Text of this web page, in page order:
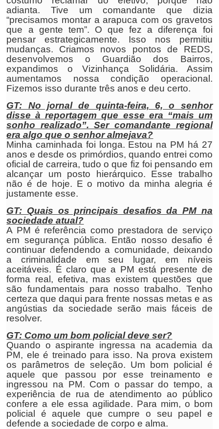
adianta. Tive um comandante que dizia
“precisamos montar a arapuca com os gravetos
que a gente tem”. O que fez a diferença foi
pensar estrategicamente. Isso nos permitiu
mudanças. Criamos novos pontos de REDS,
desenvolvemos o Guardião dos Bairros,
expandimos o Vizinhança Solidária. Assim
aumentamos nossa condição operacional.
Fizemos isso durante três anos e deu certo.
GT: No jornal de quinta-feira, 6, o senhor
disse à reportagem que esse era “mais um
sonho realizado”. Ser comandante regional
era algo que o senhor almejava?
Minha caminhada foi longa. Estou na PM há 27
anos e desde os primórdios, quando entrei como
oficial de carreira, tudo o que fiz foi pensando em
alcançar um posto hierárquico. Esse trabalho
não é de hoje. E o motivo da minha alegria é
justamente esse.
GT: Quais os principais desafios da PM na
sociedade atual?
A PM é referência como prestadora de serviço
em segurança pública. Então nosso desafio é
continuar defendendo a comunidade, deixando
a criminalidade em seu lugar, em níveis
aceitáveis. É claro que a PM está presente de
forma real, efetiva, mas existem questões que
são fundamentais para nosso trabalho. Tenho
certeza que daqui para frente nossas metas e as
angústias da sociedade serão mais fáceis de
resolver.
GT: Como um bom policial deve ser?
Quando o aspirante ingressa na academia da
PM, ele é treinado para isso. Na prova existem
os parâmetros de seleção. Um bom policial é
aquele que passou por esse treinamento e
ingressou na PM. Com o passar do tempo, a
experiência de rua de atendimento ao público
confere a ele essa agilidade. Para mim, o bom
policial é aquele que cumpre o seu papel e
defende a sociedade de corpo e alma.